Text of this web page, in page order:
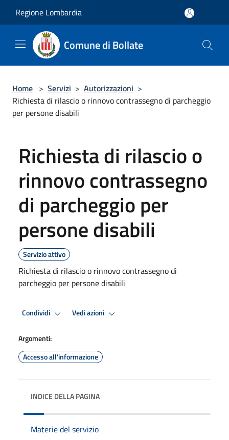
Regione Lombardia
Comune di Bollate
Home > Servizi > Autorizzazioni >
Richiesta di rilascio o rinnovo contrassegno di parcheggio
per persone disabili
Richiesta di rilascio o
rinnovo contrassegno
di parcheggio per
persone disabili
Servizio attivo
Richiesta di rilascio o rinnovo contrassegno di
parcheggio per persone disabili
Condividi Vedi azioni
Argomenti:
Accesso all'informazione
INDICE DELLA PAGINA
Materie del servizio